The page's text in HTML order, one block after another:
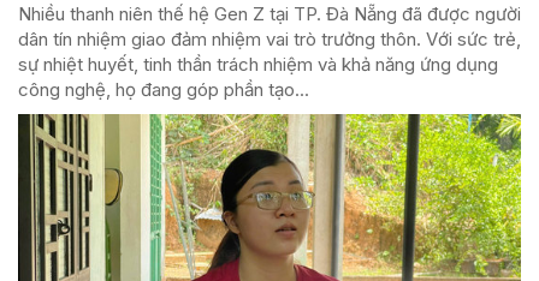
Nhiều thanh niên thế hệ Gen Z tại TP. Đà Nẵng đã được người
dân tín nhiệm giao đảm nhiệm vai trò trưởng thôn. Với sức trẻ,
sự nhiệt huyết, tinh thần trách nhiệm và khả năng ứng dụng
công nghệ, họ đang góp phần tạo...